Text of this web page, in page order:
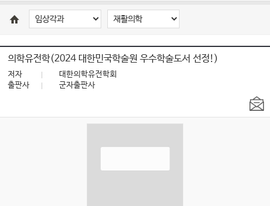
의학유전학(2024 대한민국학술원 우수학술도서 선정!)
저자
대한의학유전학회
출판사
군자출판사